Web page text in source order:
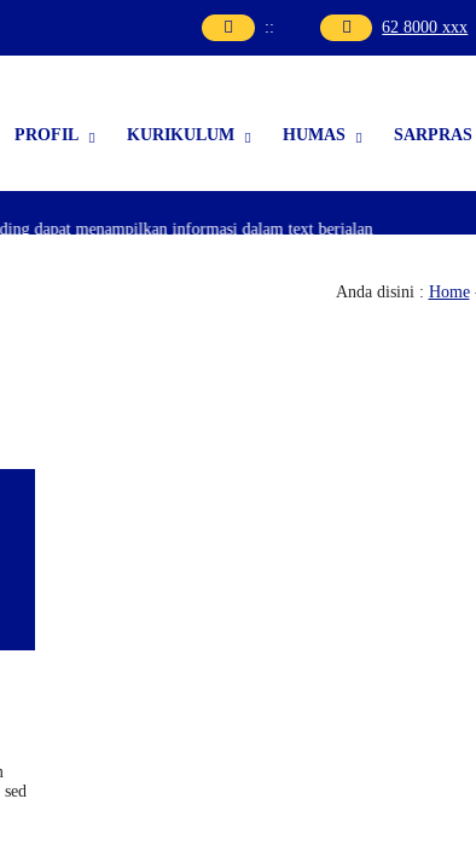
:: 62 8000 xxx
PROFIL KURIKULUM HUMAS SARPRAS
dapat menampilkan informasi dalam text berjalan
Anda disini : Home